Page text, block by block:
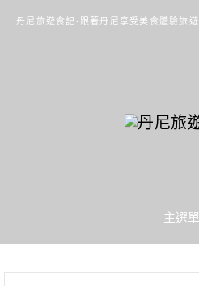
丹尼旅遊食記-跟著丹尼享受美食體驗旅遊
主選單